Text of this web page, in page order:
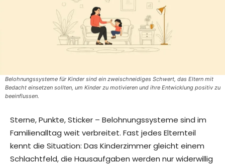
Belohnungssysteme für Kinder sind ein zweischneidiges Schwert, das Eltern mit
Bedacht einsetzen sollten, um Kinder zu motivieren und ihre Entwicklung positiv zu
beeinflussen.
Sterne, Punkte, Sticker – Belohnungssysteme sind im
Familienalltag weit verbreitet. Fast jedes Elternteil
kennt die Situation: Das Kinderzimmer gleicht einem
Schlachtfeld, die Hausaufgaben werden nur widerwillig